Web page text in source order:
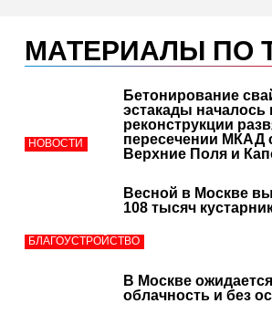
МАТЕРИАЛЫ ПО
НОВОСТИ
Бетонирование
эстакады началось
реконструкции
пересечении МКАД
Верхние Поля и
БЛАГОУСТРОЙСТВО
Весной в Москве
108 тысяч
В Москве
облачность и без